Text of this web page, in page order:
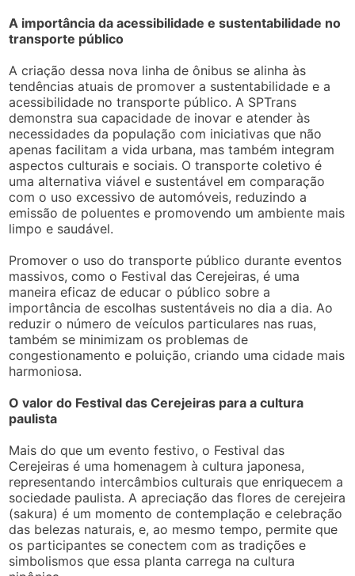
A importância da acessibilidade e sustentabilidade no
transporte público
A criação dessa nova linha de ônibus se alinha às
tendências atuais de promover a sustentabilidade e a
acessibilidade no transporte público. A SPTrans
demonstra sua capacidade de inovar e atender às
necessidades da população com iniciativas que não
apenas facilitam a vida urbana, mas também integram
aspectos culturais e sociais. O transporte coletivo é
uma alternativa viável e sustentável em comparação
com o uso excessivo de automóveis, reduzindo a
emissão de poluentes e promovendo um ambiente mais
limpo e saudável.
Promover o uso do transporte público durante eventos
massivos, como o Festival das Cerejeiras, é uma
maneira eficaz de educar o público sobre a
importância de escolhas sustentáveis no dia a dia. Ao
reduzir o número de veículos particulares nas ruas,
também se minimizam os problemas de
congestionamento e poluição, criando uma cidade mais
harmoniosa.
O valor do Festival das Cerejeiras para a cultura
paulista
Mais do que um evento festivo, o Festival das
Cerejeiras é uma homenagem à cultura japonesa,
representando intercâmbios culturais que enriquecem a
sociedade paulista. A apreciação das flores de cerejeira
(sakura) é um momento de contemplação e celebração
das belezas naturais, e, ao mesmo tempo, permite que
os participantes se conectem com as tradições e
simbolismos que essa planta carrega na cultura